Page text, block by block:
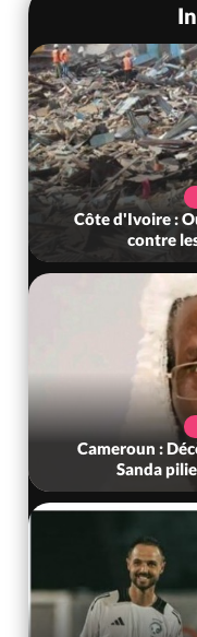
Côte d'Ivoire :
contre
Cameroun :
Sanda